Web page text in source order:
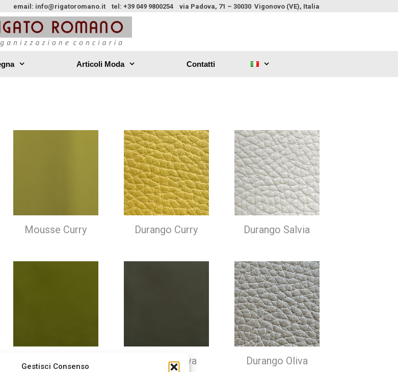
Gestisci Consenso
email: info@rigatoromano.it tel: +39 049 9800254 via Padova, 71 – 30030 Vigonovo (VE), Italia
Articoli Moda Contatti
Mousse Curry Durango Curry Durango Salvia
Mousse Prato Mousse Oliva Durango Oliva